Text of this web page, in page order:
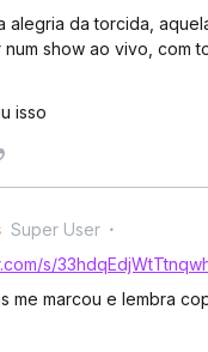
alegria da torcida,
show ao vivo, com
isso
Super User
s/
me marcou e lembra